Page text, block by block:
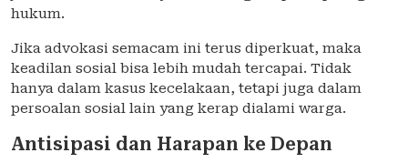
hukum.
Jika advokasi semacam ini terus diperkuat, maka
keadilan sosial bisa lebih mudah tercapai. Tidak
hanya dalam kasus kecelakaan, tetapi juga dalam
persoalan sosial lain yang kerap dialami warga.
Antisipasi dan Harapan ke Depan